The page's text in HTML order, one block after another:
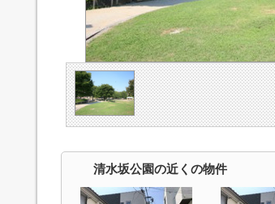
清水坂公園の近くの物件